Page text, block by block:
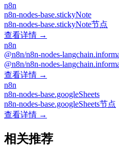
n8n
n8n-nodes-base.stickyNote
n8n-nodes-base.stickyNote节点
查看详情 →
n8n
@n8n/n8n-nodes-
@n8n/n8n-nodes-
查看详情 →
n8n
n8n-nodes-base.googleSheets
n8n-nodes-base.googleSheets节点
查看详情 →
相关推荐